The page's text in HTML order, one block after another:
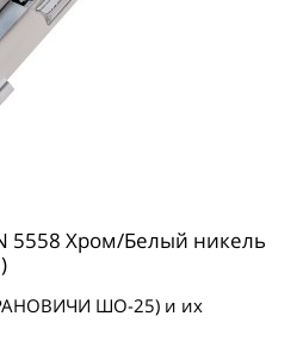
5558 Хром/Белый никель
ШО-25) и их